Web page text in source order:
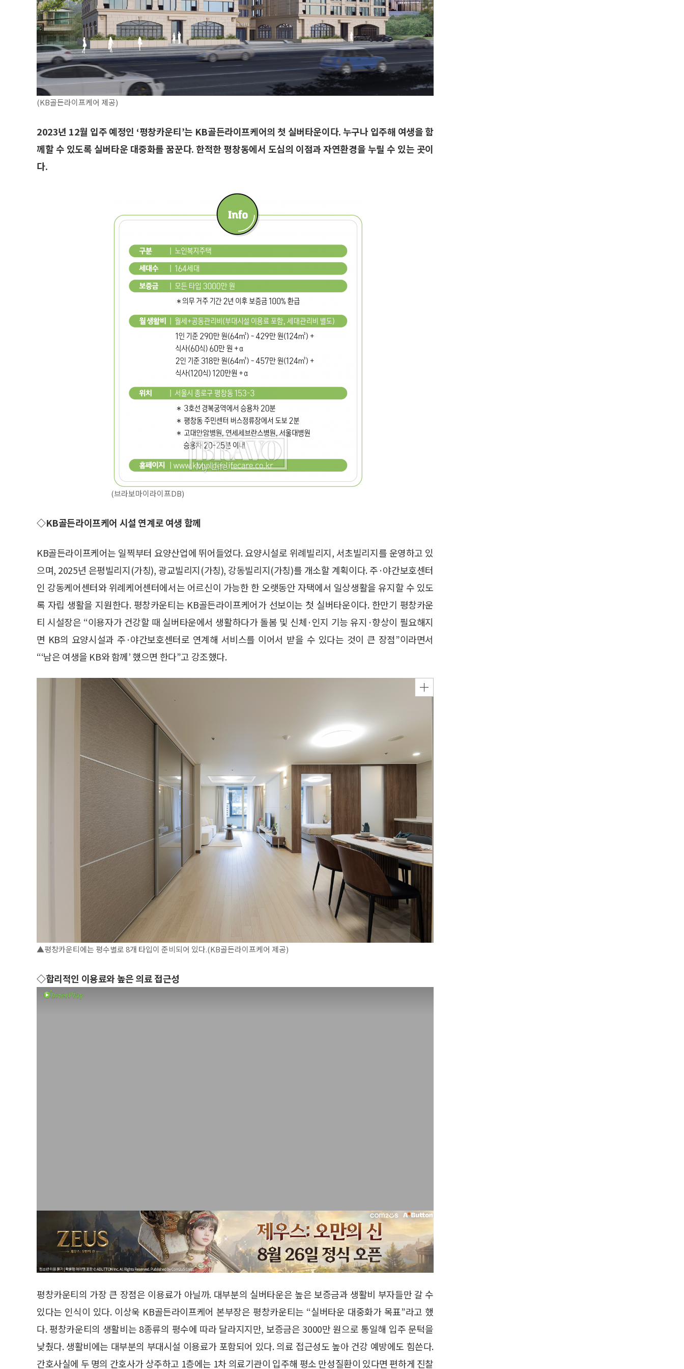
(KB골든라이프케어 제공)
2023년 12월 입주 예정인 ‘평창카운티’는 KB골든라이프케어의 첫 실버타운이다. 누구나 입주해 여생을 함
께할 수 있도록 실버타운 대중화를 꿈꾼다. 한적한 평창동에서 도심의 이점과 자연환경을 누릴 수 있는 곳이
다.
(브라보마이라이프DB)
◇KB골든라이프케어 시설 연계로 여생 함께
KB골든라이프케어는 일찍부터 요양산업에 뛰어들었다. 요양시설로 위례빌리지, 서초빌리지를 운영하고 있
으며, 2025년 은평빌리지(가칭), 광교빌리지(가칭), 강동빌리지(가칭)를 개소할 계획이다. 주·야간보호센터
인 강동케어센터와 위례케어센터에서는 어르신이 가능한 한 오랫동안 자택에서 일상생활을 유지할 수 있도
록 자립 생활을 지원한다. 평창카운티는 KB골든라이프케어가 선보이는 첫 실버타운이다. 한만기 평창카운
티 시설장은 “이용자가 건강할 때 실버타운에서 생활하다가 돌봄 및 신체·인지 기능 유지·향상이 필요해지
면 KB의 요양시설과 주·야간보호센터로 연계해 서비스를 이어서 받을 수 있다는 것이 큰 장점”이라면서
“‘남은 여생을 KB와 함께’ 했으면 한다”고 강조했다.
▲평창카운티에는 평수별로 8개 타입이 준비되어 있다.(KB골든라이프케어 제공)
◇합리적인 이용료와 높은 의료 접근성
평창카운티의 가장 큰 장점은 이용료가 아닐까. 대부분의 실버타운은 높은 보증금과 생활비 부자들만 갈 수
있다는 인식이 있다. 이상욱 KB골든라이프케어 본부장은 평창카운티는 “실버타운 대중화가 목표”라고 했
다. 평창카운티의 생활비는 8종류의 평수에 따라 달라지지만, 보증금은 3000만 원으로 통일해 입주 문턱을
낮췄다. 생활비에는 대부분의 부대시설 이용료가 포함되어 있다. 의료 접근성도 높아 건강 예방에도 힘쓴다.
간호사실에 두 명의 간호사가 상주하고 1층에는 1차 의료기관이 입주해 평소 만성질환이 있다면 편하게 진찰